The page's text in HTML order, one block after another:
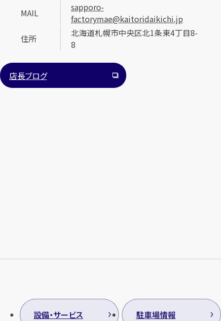
カンタン
最短1分！今すぐ査定金額をお伝えいたします
MAIL
sapporo-
factorymae@kaitoridaikichi.jp
住所
北海道札幌市中央区北1条東4丁目8-
8
店長ブログ
設備・サービス 駐車場情報